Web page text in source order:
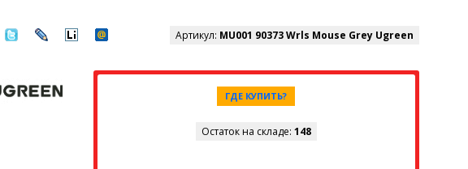
Артикул: MU001 90373 Wrls Mouse Grey Ugreen
ГДЕ КУПИТЬ?
Остаток на складе: 148